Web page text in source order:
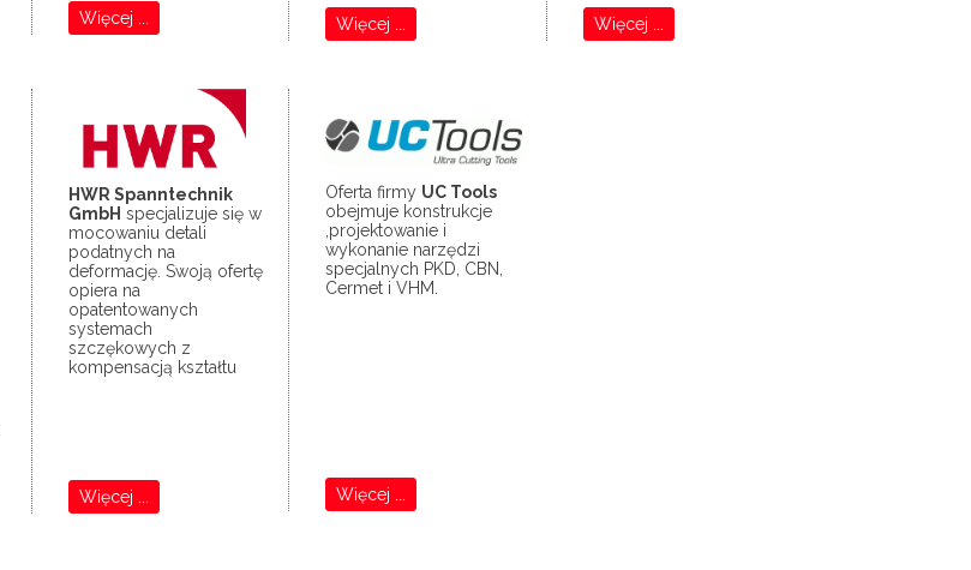
Więcej ... Więcej ... Więcej ...
HWR Spanntechnik
GmbH specjalizuje się w
mocowaniu detali
podatnych na
deformację. Swoją ofertę
opiera na
opatentowanych
systemach
szczękowych z
kompensacją kształtu
Więcej ...
Oferta firmy UC Tools
obejmuje konstrukcje
,projektowanie i
wykonanie narzędzi
specjalnych PKD, CBN,
Cermet i VHM.
Więcej ...